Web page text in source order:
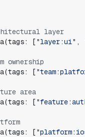
layer
(tags: ["layer:ui" ,
ownership
(tags: ["
area
(tags: ["
(tags: ["